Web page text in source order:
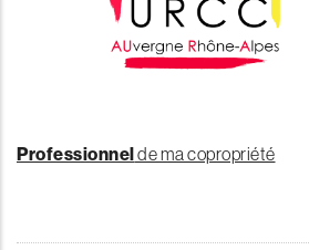
Professionnelde ma copropriété